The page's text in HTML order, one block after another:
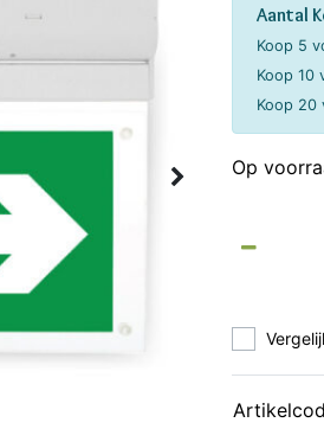
Aantal
Koop 5
Koop 10
Koop 20
Op